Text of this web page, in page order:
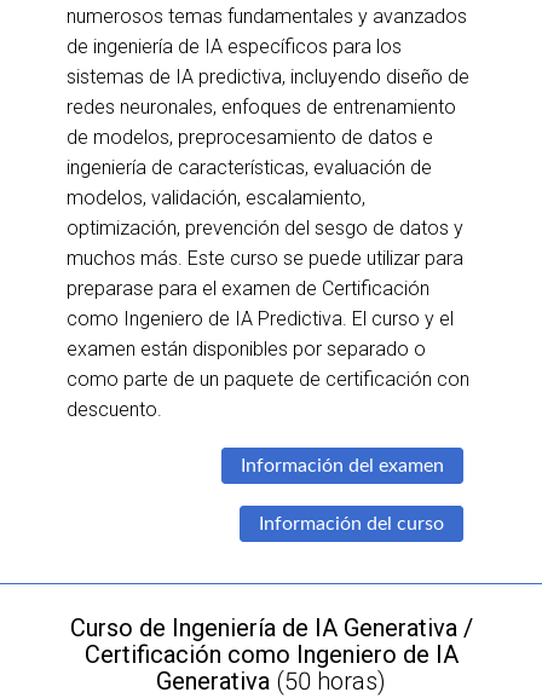
numerosos temas fundamentales y avanzados
de ingeniería de IA específicos para los
sistemas de IA predictiva, incluyendo diseño de
redes neuronales, enfoques de entrenamiento
de modelos, preprocesamiento de datos e
ingeniería de características, evaluación de
modelos, validación, escalamiento,
optimización, prevención del sesgo de datos y
muchos más. Este curso se puede utilizar para
preparase para el examen de Certificación
como Ingeniero de IA Predictiva. El curso y el
examen están disponibles por separado o
como parte de un paquete de certificación con
descuento.
Información del examen
Información del curso
Curso de Ingeniería de IA Generativa /
Certificación como Ingeniero de IA
Generativa (50 horas)